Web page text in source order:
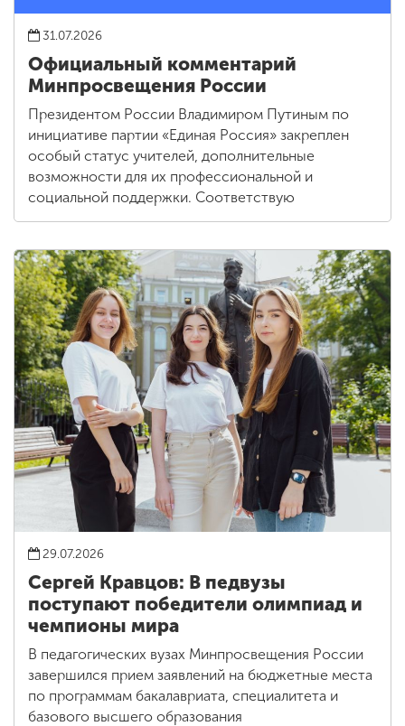
31.07.2026
Официальный комментарий
Минпросвещения России
Президентом России Владимиром Путиным по
инициативе партии «Единая Россия» закреплен
особый статус учителей, дополнительные
возможности для их профессиональной и
социальной поддержки. Соответствую
29.07.2026
Сергей Кравцов: В педвузы
поступают победители олимпиад и
чемпионы мира
В педагогических вузах Минпросвещения России
завершился прием заявлений на бюджетные места
по программам бакалавриата, специалитета и
базового высшего образования